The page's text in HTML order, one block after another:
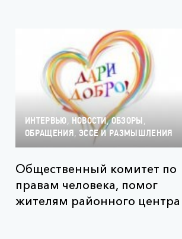
ИНТЕРВЬЮ, НОВОСТИ,ОБЗОРЫ ,
ОБРАЩЕНИЯ , ЭССЕ И РАЗМЫШЛЕНИЯ
Общественный комитет по
правам человека, помог
жителям районного центра